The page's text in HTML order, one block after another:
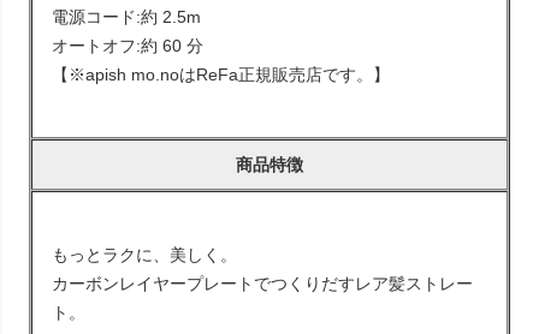
電源コード:約 2.5m
オートオフ:約 60 分
【※apish mo.noはReFa正規販売店です。】
商品特徴
もっとラクに、美しく。
カーボンレイヤープレートでつくりだすレア髪ストレー
ト。